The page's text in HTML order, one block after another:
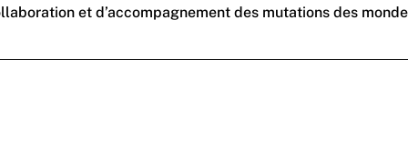
et d’accompagnement des mutations